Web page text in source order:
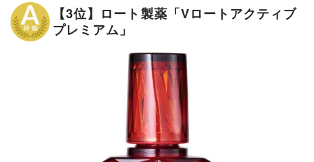
【3位】ロート製薬「Vロートアクティブ
プレミアム」